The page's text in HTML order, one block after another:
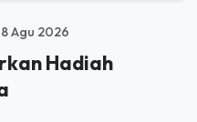
Hadiah